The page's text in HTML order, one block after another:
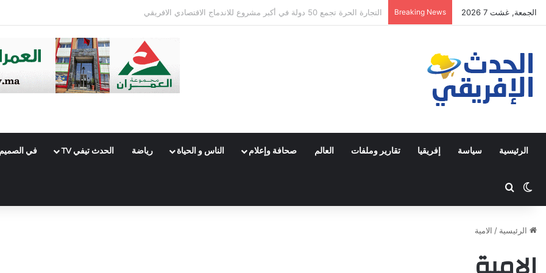
الجمعة, غشت 7 2026 Breaking News صورة واحدة.. هل تعيد ترتيب أوراق المشهد السياسي بفاس؟
الرئيسية سياسة إفريقيا تقارير وملفات العالم صحافة وإعلام الناس و الحياة رياضة الحدث تيفي TV في الصميم
Switch skin
الرئيسية / الامية